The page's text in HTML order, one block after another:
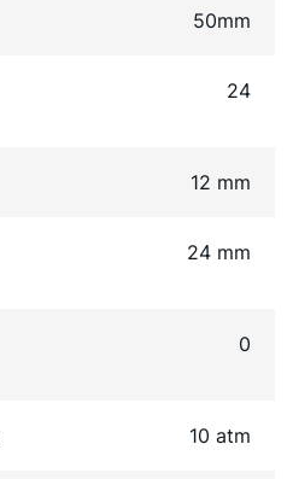
50mm
24
12 mm
24 mm
0
10 atm